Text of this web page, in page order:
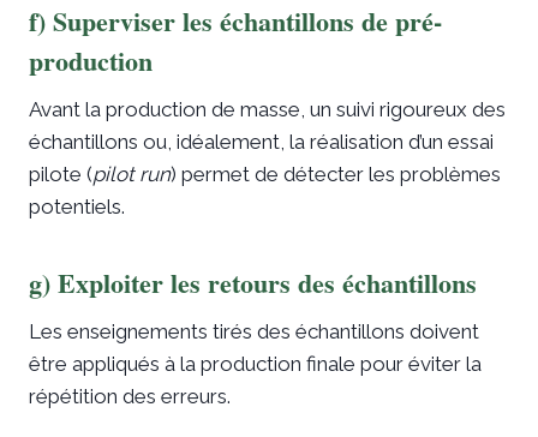
f) Superviser les échantillons de pré-
production
Avant la production de masse, un suivi rigoureux des
échantillons ou, idéalement, la réalisation d’un essai
pilote (pilot run) permet de détecter les problèmes
potentiels.
g) Exploiter les retours des échantillons
Les enseignements tirés des échantillons doivent
être appliqués à la production finale pour éviter la
répétition des erreurs.